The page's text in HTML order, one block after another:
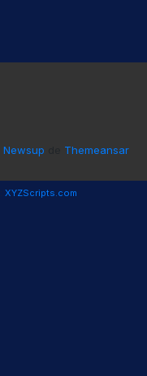
Newsup Themeansar
XYZScripts.com